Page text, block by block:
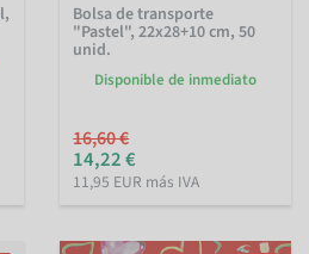
Bolsa de transporte
"Pastel", 22x28+10 cm, 50
unid.
Disponible de inmediato
16,60 €
14,22 €
11,95 EUR más IVA